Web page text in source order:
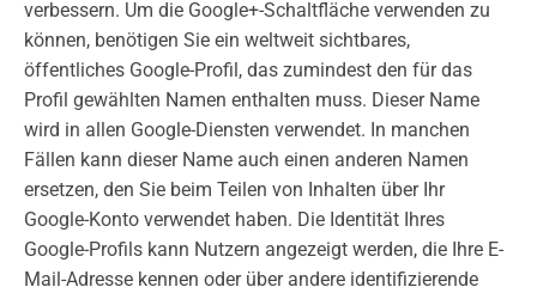
verbessern. Um die Google+-Schaltfläche verwenden zu
können, benötigen Sie ein weltweit sichtbares,
öffentliches Google-Profil, das zumindest den für das
Profil gewählten Namen enthalten muss. Dieser Name
wird in allen Google-Diensten verwendet. In manchen
Fällen kann dieser Name auch einen anderen Namen
ersetzen, den Sie beim Teilen von Inhalten über Ihr
Google-Konto verwendet haben. Die Identität Ihres
Google-Profils kann Nutzern angezeigt werden, die Ihre E-
Mail-Adresse kennen oder über andere identifizierende